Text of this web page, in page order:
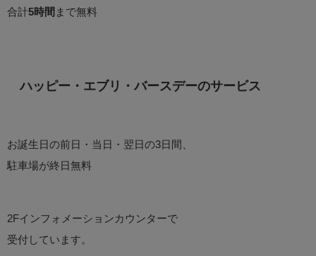
合計5時間 まで無料
ハッピー・エブリ・バースデーのサービス
お誕生日の前日・当日・翌日の3日間、
駐車場が終日無料
2Fインフォメーションカウンターで
受付しています。